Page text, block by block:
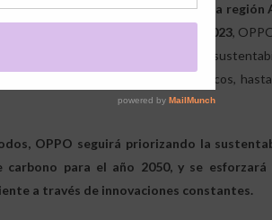
10 empresas más innovadoras de la región
Inspiration Challenge 2023,
las innovaciones orientadas a la
abarcan desde materiales biomiméticos,
OPPO seguirá priorizando la
para el año 2050, y se
a través de innovaciones constantes.